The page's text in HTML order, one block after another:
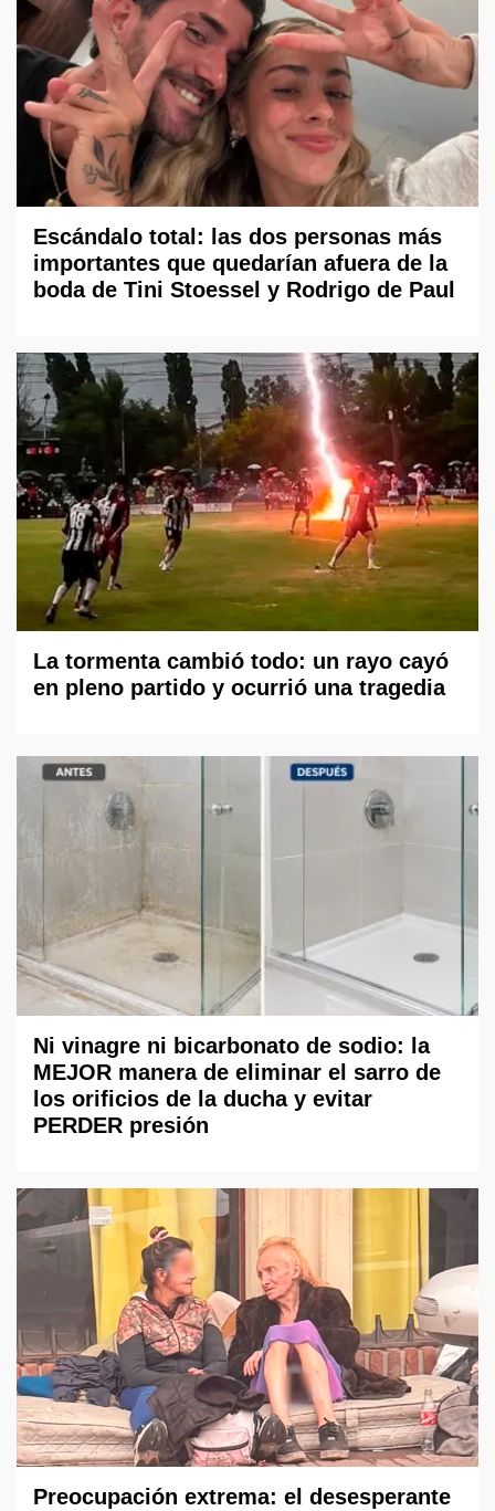
Escándalo total: las dos personas más
importantes que quedarían afuera de la
boda de Tini Stoessel y Rodrigo de Paul
La tormenta cambió todo: un rayo cayó
en pleno partido y ocurrió una tragedia
Ni vinagre ni bicarbonato de sodio: la
MEJOR manera de eliminar el sarro de
los orificios de la ducha y evitar
PERDER presión
Preocupación extrema: el desesperante